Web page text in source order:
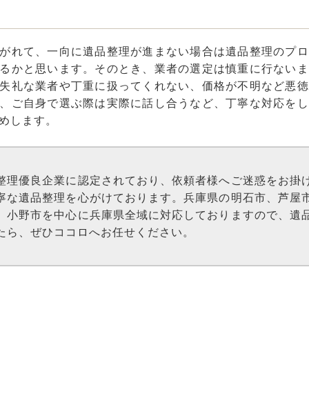
れて、一向に遺品整理が進まない場合は遺品整理のプ
かと思います。そのとき、業者の選定は慎重に行ない
礼な業者や丁重に扱ってくれない、価格が不明など悪
ご自身で選ぶ際は実際に話し合うなど、丁寧な対応を
します。
理優良企業に認定されており、依頼者様へご迷惑をお掛
な遺品整理 を心がけております。兵庫県の明石市、芦屋
小野市を中心に兵庫県全域に対応しておりますので、遺
ら、ぜひココロへお任せください。